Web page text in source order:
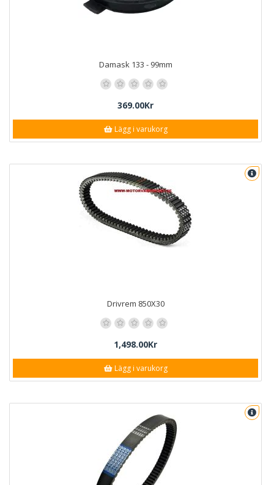
Damask 133 - 99mm
369.00Kr
Lägg i varukorg
Drivrem 850X30
1,498.00Kr
Lägg i varukorg